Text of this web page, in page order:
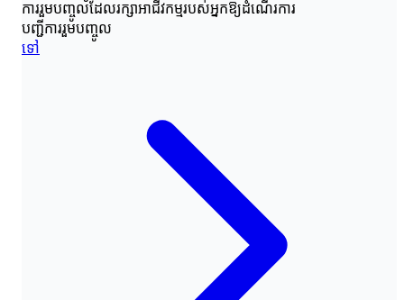
ការរួមបញ្ចូលដែលរក្សាអាជីវកម្មរបស់អ្នកឱ្យដំណើរការ
បញ្ជីការរួមបញ្ចូល
ទៅ